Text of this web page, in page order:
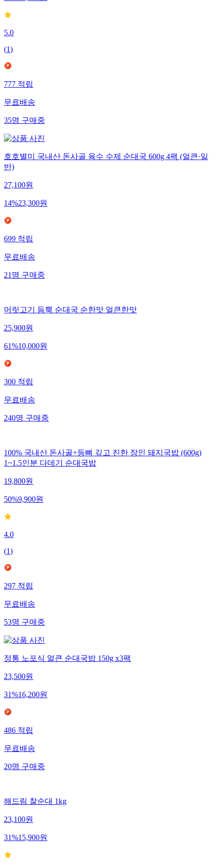
5.0
(1)
777적립
무료배송
35명구매중
호호별미 국내산 돈사골 육수 수제 순대국 600g 4팩 (얼큰·일
반)
27,100원
14%23,300원
699적립
무료배송
21명구매중
머릿고기 듬뿍 순대국 순한맛 얼큰한맛
25,900원
61%10,000원
300적립
무료배송
240명구매중
100% 국내산 돈사골+등뼈 깊고 진한 장인 돼지국밥 (600g)
1~1.5인분 다데기 순대국밥
19,800원
50%9,900원
4.0
(1)
297적립
무료배송
53명구매중
정통 노포식 얼큰 순대국밥 150g x3팩
23,500원
31%16,200원
486적립
무료배송
20명구매중
해드림 찰순대 1kg
23,100원
31%15,900원